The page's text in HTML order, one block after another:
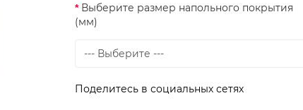
Выберите размер напольного покрытия
(мм)
Поделитесь в социальных сетях